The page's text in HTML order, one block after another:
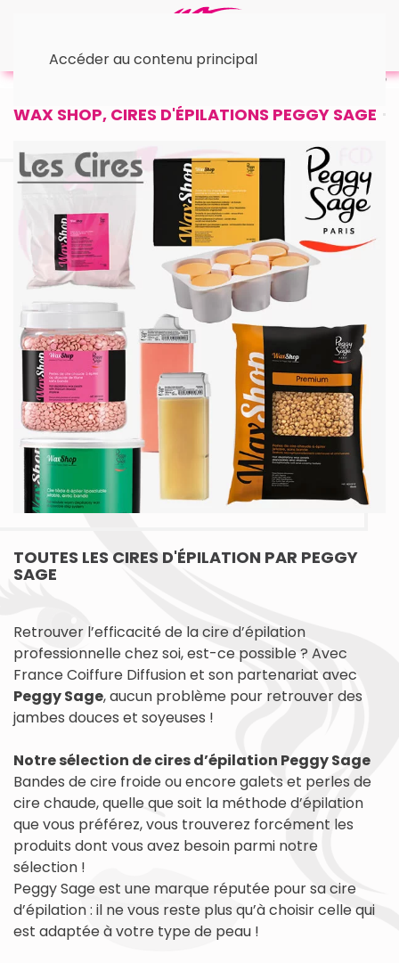
Accéder au contenu principal
WAX SHOP, CIRES D'ÉPILATIONS PEGGY SAGE
TOUTES LES CIRES D'ÉPILATION PAR PEGGY
SAGE
Retrouver l’efficacité de la cire d’épilation
professionnelle chez soi, est-ce possible ? Avec
France Coiffure Diffusion et son partenariat avec
Peggy Sage, aucun problème pour retrouver des
jambes douces et soyeuses !
Notre sélection de cires d’épilation Peggy Sage
Bandes de cire froide ou encore galets et perles de
cire chaude, quelle que soit la méthode d’épilation
que vous préférez, vous trouverez forcément les
produits dont vous avez besoin parmi notre
sélection !
Peggy Sage est une marque réputée pour sa cire
d’épilation : il ne vous reste plus qu’à choisir celle qui
est adaptée à votre type de peau !